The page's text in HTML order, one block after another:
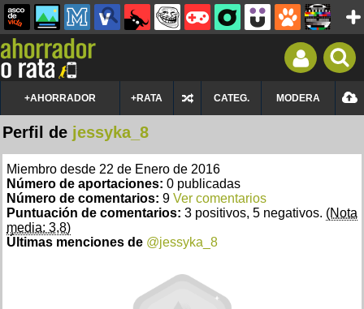
+AHORRADOR +RATA CATEG. MODERA
Perfil de jessyka_8
Miembro desde 22 de Enero de 2016
Número de aportaciones: 0 publicadas
Número de comentarios: 9 Ver comentarios
Puntuación de comentarios: 3 positivos, 5 negativos. (Nota
media: 3,8)
Últimas menciones de @jessyka_8